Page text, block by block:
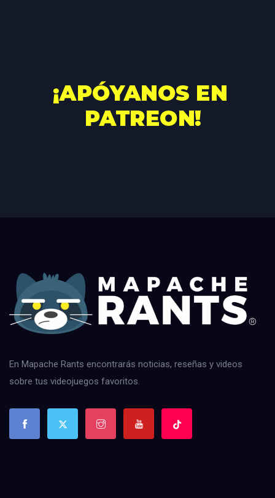
En Mapache Rants encontrarás noticias, reseñas y videos
sobre tus videojuegos favoritos.